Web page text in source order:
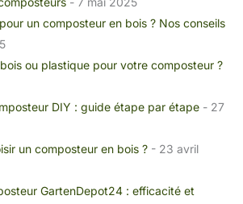
un composteur en bois ? Nos conseils
ou plastique pour votre composteur ?
DIY : guide étape par étape - 27
un composteur en bois ? - 23 avril
GartenDepot24 : efficacité et